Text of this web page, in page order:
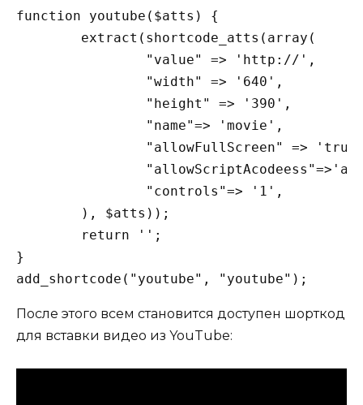
function youtube($atts) {
}
После этого всем становится доступен шорткод
для вставки видео из YouTube: